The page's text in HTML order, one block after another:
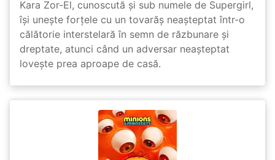
Kara Zor-El, cunoscută și sub numele de Supergirl,
își unește forțele cu un tovarăș neașteptat într-o
călătorie interstelară în semn de răzbunare și
dreptate, atunci când un adversar neașteptat
lovește prea aproape de casă.